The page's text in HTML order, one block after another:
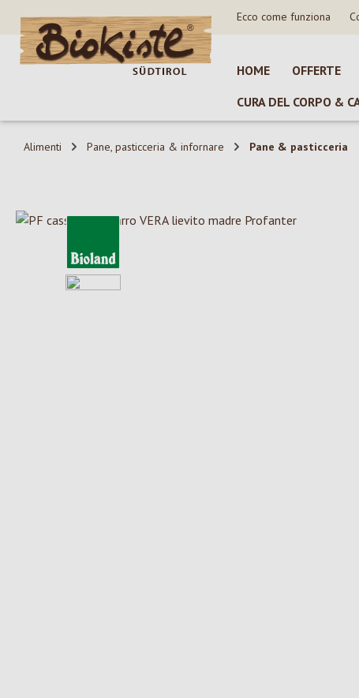
al contenuto principale
Salta alla ricerca
Passa alla navigazione principale Ecco come funziona
HOME OFFERTE
CURA DEL CORPO &
Alimenti Pane, pasticceria & infornare Pane & pasticceria
Salta la galleria di immagini